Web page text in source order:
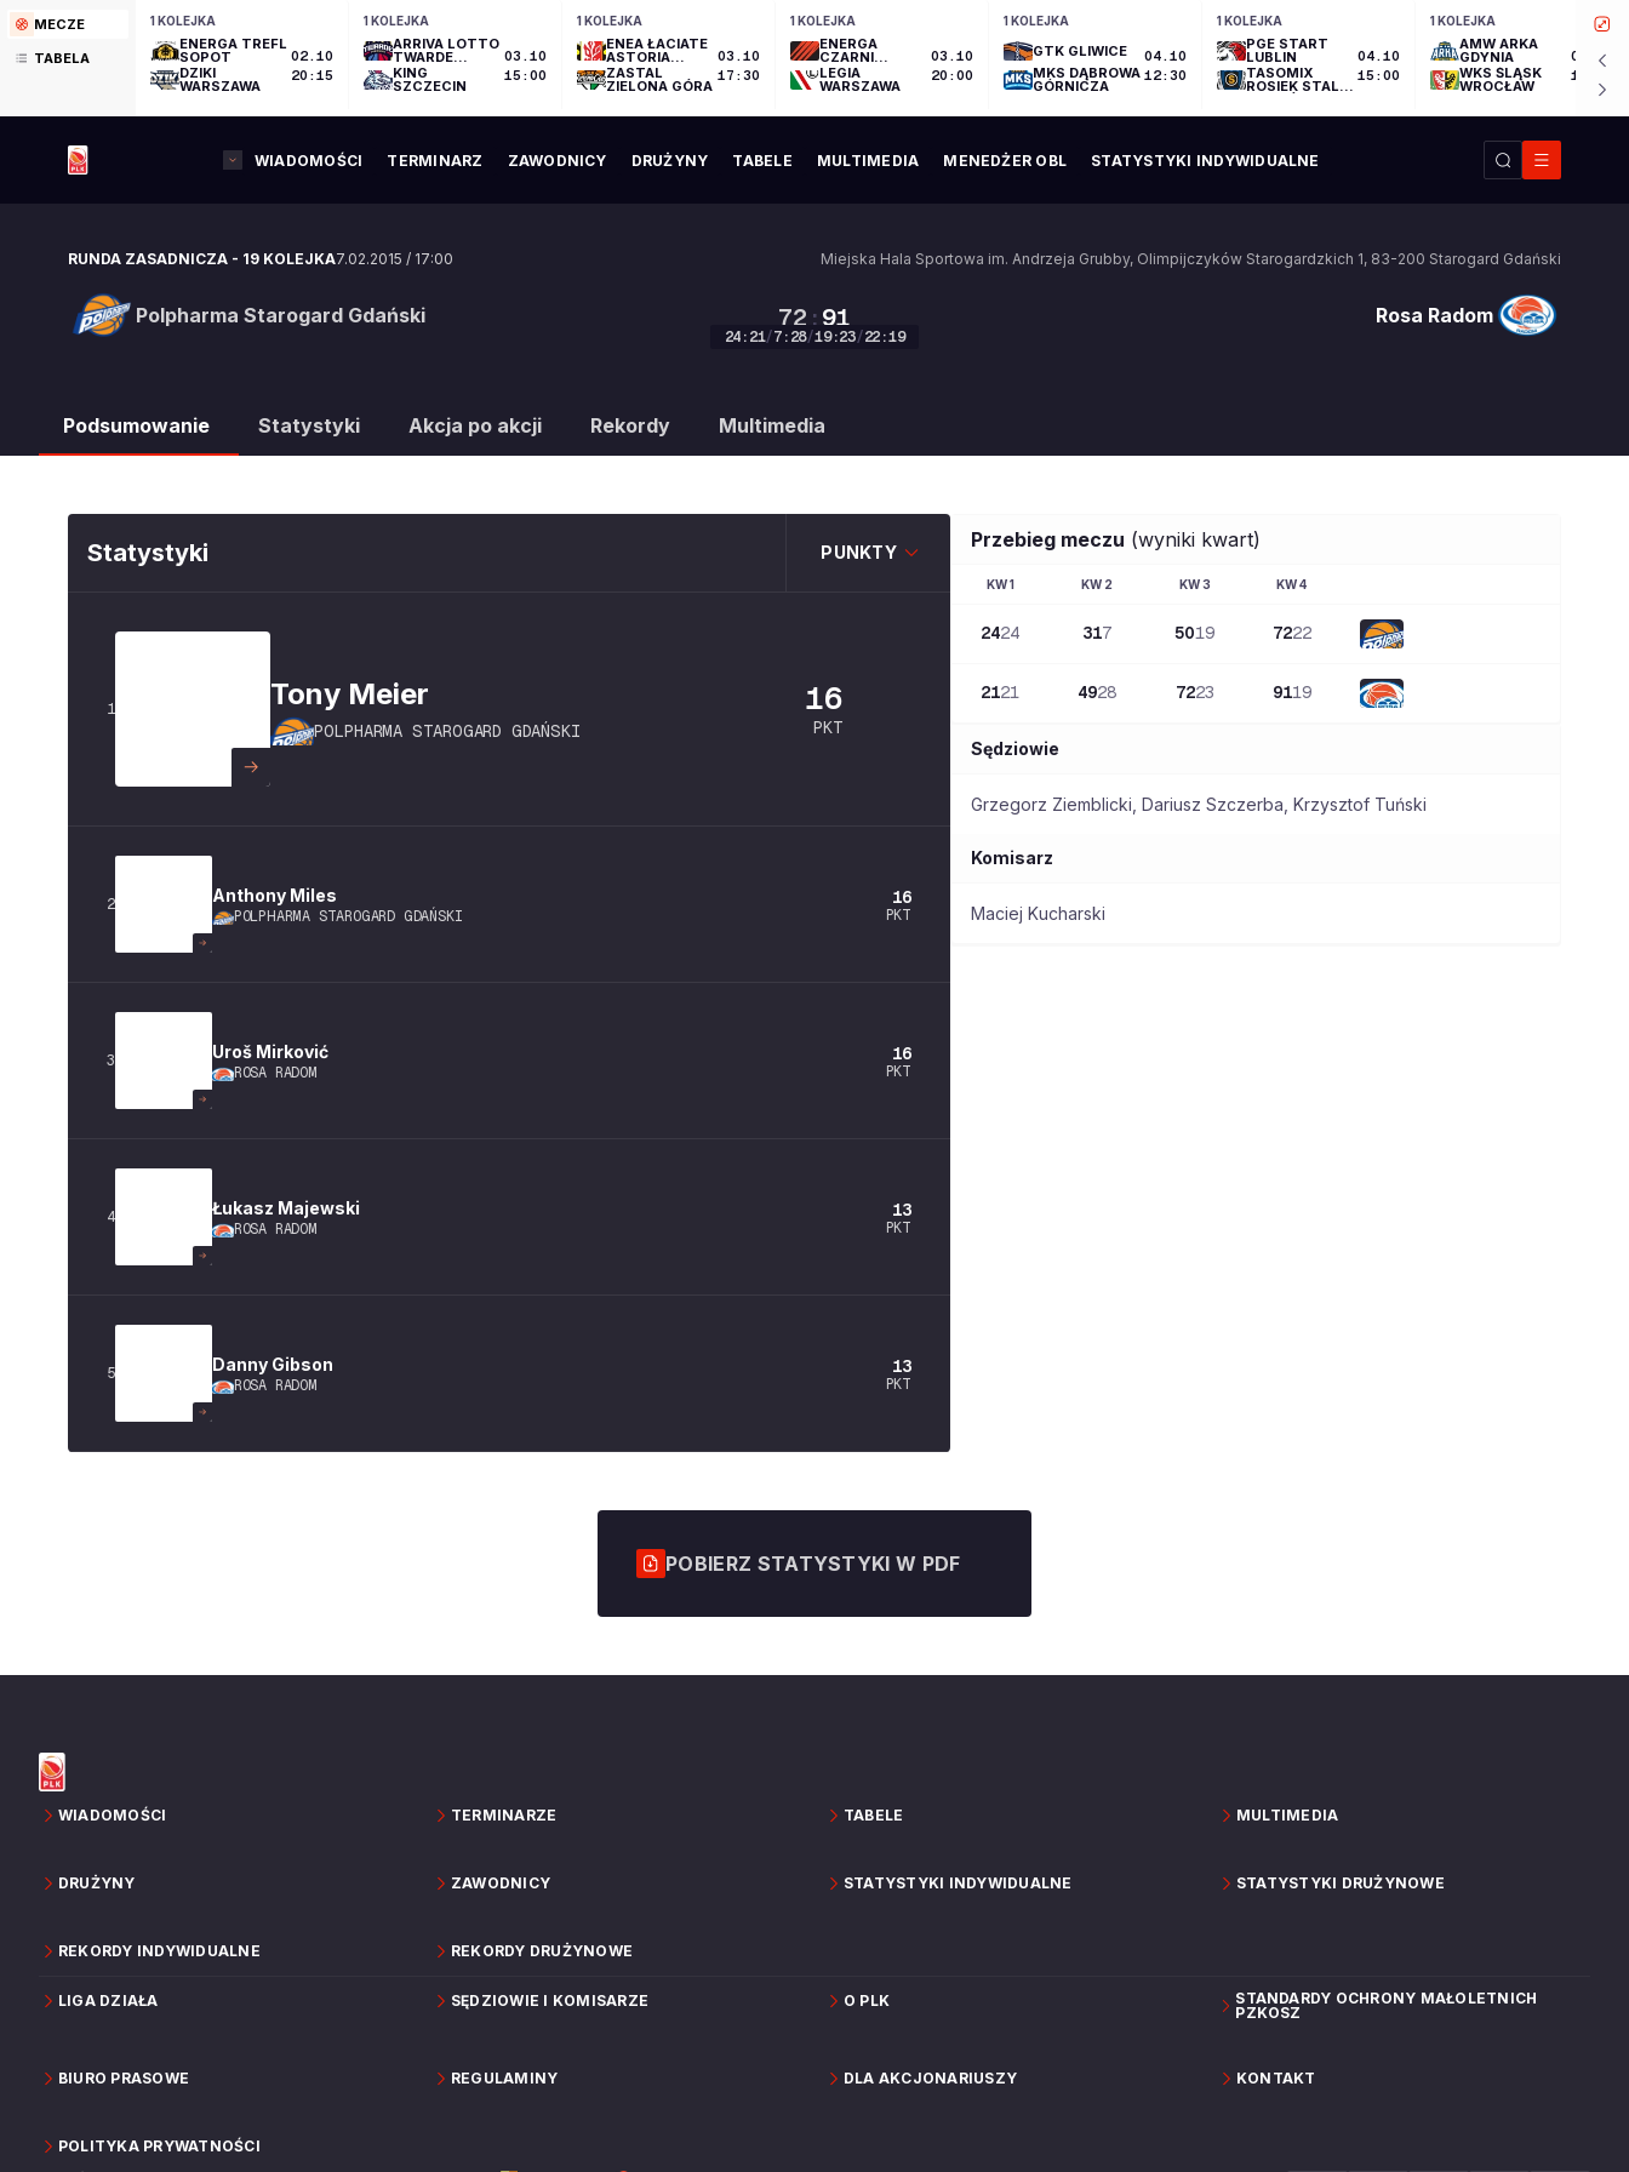
MECZE
TABELA
1 KOLEJKA
ENERGA TREFL
SOPOT
DZIKI
WARSZAWA
02.10
20:15
1 KOLEJKA
ARRIVA LOTTO
TWARDE
PIERNIKI
TORUŃ
KING
SZCZECIN
03.10
15:00
1 KOLEJKA
ENEA ŁACIATE
ASTORIA
BYDGOSZCZ
ZASTAL
ZIELONA GÓRA
03.10
17:30
1 KOLEJKA
ENERGA
CZARNI
SŁUPSK
LEGIA
WARSZAWA
03.10
20:00
1 KOLEJKA
GTK GLIWICE
MKS DĄBROWA
GÓRNICZA
04.10
12:30
1 KOLEJKA
PGE START
LUBLIN
TASOMIX
ROSIEK STAL
WIELKOPOLSKI
04.10
15:00
1 KOLEJKA
AMW ARKA
GDYNIA
WKS ŚLĄSK
WROCŁAW
04.10
17:30
WIADOMOŚCI TERMINARZ ZAWODNICY DRUŻYNY TABELE MULTIMEDIA MENEDŻER OBL STATYSTYKI INDYWIDUALNE
RUNDA ZASADNICZA - 19 KOLEJKA7.02.2015 / 17:00 Miejska Hala Sportowa im. Andrzeja Grubby, Olimpijczyków Starogardzkich 1, 83-200 Starogard Gdański
Polpharma Starogard Gdański 72 : 91 Rosa Radom
24 : 21/7: 28/19:23/22 :19
Podsumowanie Statystyki Akcja po akcji Rekordy Multimedia
Statystyki PUNKTY
1 Tony Meier
POLPHARMA STAROGARD GDAŃSKI
16
PKT
2 Anthony Miles
POLPHARMA STAROGARD GDAŃSKI
16
PKT
3 Uroš Mirković
ROSA RADOM
16
PKT
4 Łukasz Majewski
ROSA RADOM
13
PKT
5 Danny Gibson
ROSA RADOM
13
PKT
Przebieg meczu (wyniki kwart)
KW1 KW 2 KW3 KW4
2424 317 5019 7222
2121 4928 7223 9119
Sędziowie
Grzegorz Ziemblicki Dariusz Szczerba Krzysztof Tuński
Komisarz
Maciej Kucharski
POBIERZ STATYSTYKI W PDF
WIADOMOŚCI TERMINARZE TABELE MULTIMEDIA
DRUŻYNY ZAWODNICY STATYSTYKI INDYWIDUALNE STATYSTYKI DRUŻYNOWE
REKORDY INDYWIDUALNE REKORDY DRUŻYNOWE
LIGA DZIAŁA SĘDZIOWIE I KOMISARZE O PLK
STANDARDY OCHRONY MAŁOLETNICH
PZKOSZ
BIURO PRASOWE REGULAMINY DLA AKCJONARIUSZY KONTAKT
POLITYKA PRYWATNOŚCI